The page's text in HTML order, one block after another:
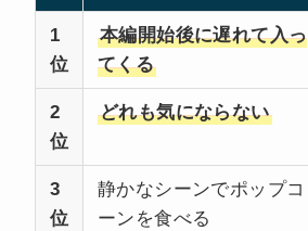
1
位
本編開始後に遅れて入っ
てくる
2
位
どれも気にならない
3
位
静かなシーンでポップコ
ーンを食べる